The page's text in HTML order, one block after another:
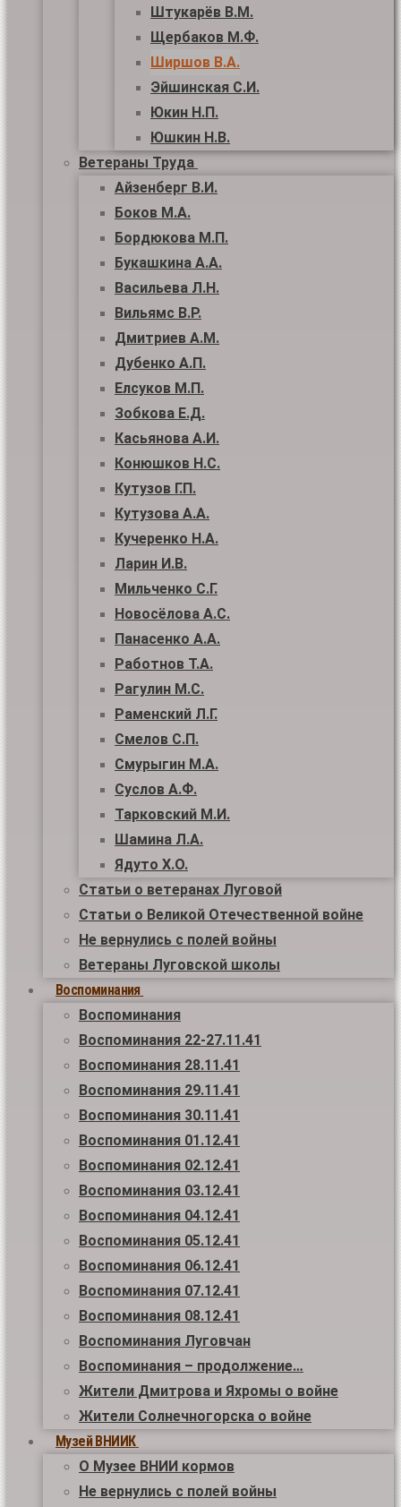
Штукарёв В.М.
Щербаков М.Ф.
Ширшов В.А.
Эйшинская С.И.
Юкин Н.П.
Юшкин Н.В.
Ветераны Труда
Айзенберг В.И.
Боков М.А.
Бордюкова М.П.
Букашкина А.А.
Васильева Л.Н.
Вильямс В.Р.
Дмитриев А.М.
Дубенко А.П.
Елсуков М.П.
Зобкова Е.Д.
Касьянова А.И.
Конюшков Н.С.
Кутузов Г.П.
Кутузова А.А.
Кучеренко Н.А.
Ларин И.В.
Мильченко С.Г.
Новосёлова А.С.
Панасенко А.А.
Работнов Т.А.
Рагулин М.С.
Раменский Л.Г.
Смелов С.П.
Смурыгин М.А.
Суслов А.Ф.
Тарковский М.И.
Шамина Л.А.
Ядуто Х.О.
Статьи о ветеранах Луговой
Статьи о Великой Отечественной войне
Не вернулись с полей войны
Ветераны Луговской школы
Воспоминания
Воспоминания
Воспоминания 22-27.11.41
Воспоминания 28.11.41
Воспоминания 29.11.41
Воспоминания 30.11.41
Воспоминания 01.12.41
Воспоминания 02.12.41
Воспоминания 03.12.41
Воспоминания 04.12.41
Воспоминания 05.12.41
Воспоминания 06.12.41
Воспоминания 07.12.41
Воспоминания 08.12.41
Воспоминания Луговчан
Воспоминания – продолжение…
Жители Дмитрова и Яхромы о войне
Жители Солнечногорска о войне
Музей ВНИИК
О Музее ВНИИ кормов
Не вернулись с полей войны